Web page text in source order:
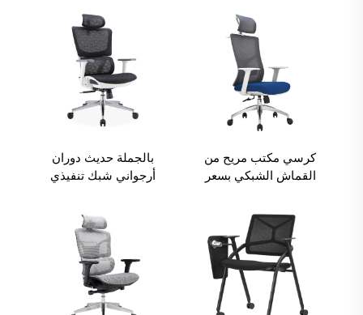
من المعدن والقماش،
وقابل للتعديل من
البلاستيك.
طيّبية قابلة للطي كرسيات
مؤتمر مع لوحة كتابة لغرفة
المعيشة
كرسي مكتب مريح من
القماش الشبكي بسعر
الكمبيوتر، كرسي مكتب
دوار مريح من القماش
الشبكي
بالجملة حديث دوران
أرجواني شبك تنفيذي